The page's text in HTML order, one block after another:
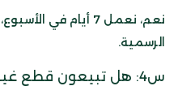
نعم، نعمل 7 أيام
الرسمية.
س4: هل تبيعون قطع غيار؟